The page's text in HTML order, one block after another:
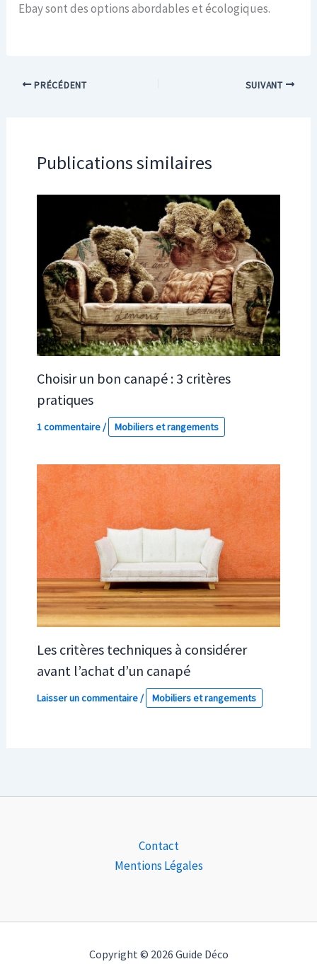
Ebay sont des options abordables et écologiques.
PRÉCÉDENT SUIVANT
Publications similaires
Choisir un bon canapé : 3 critères
pratiques
1 commentaire/ Mobiliers et rangements
Les critères techniques à considérer
avant l’achat d’un canapé
Laisser un commentaire/ Mobiliers et rangements
Contact
Mentions Légales
Copyright © 2026 Guide Déco